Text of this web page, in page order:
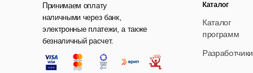
Принимаем оплату
наличными через банк,
электронные платежи, а также
безналичный расчет.
Каталог
Каталог
программ
Разработчики